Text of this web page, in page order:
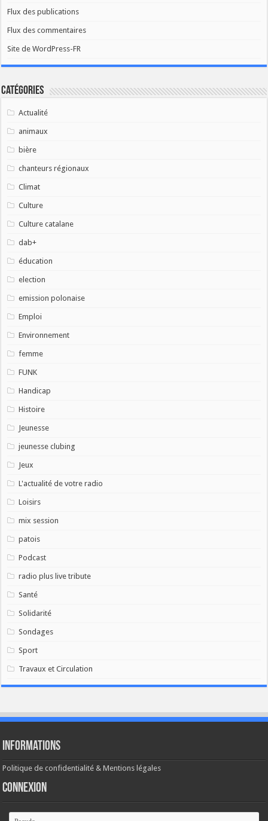
Flux des publications
Flux des commentaires
Site de WordPress-FR
Catégories
Actualité
animaux
bière
chanteurs régionaux
Climat
Culture
Culture catalane
dab+
éducation
election
emission polonaise
Emploi
Environnement
femme
FUNK
Handicap
Histoire
Jeunesse
jeunesse clubing
Jeux
L'actualité de votre radio
Loisirs
mix session
patois
Podcast
radio plus live tribute
Santé
Solidarité
Sondages
Sport
Travaux et Circulation
Informations
Politique de confidentialité & Mentions légales
Connexion